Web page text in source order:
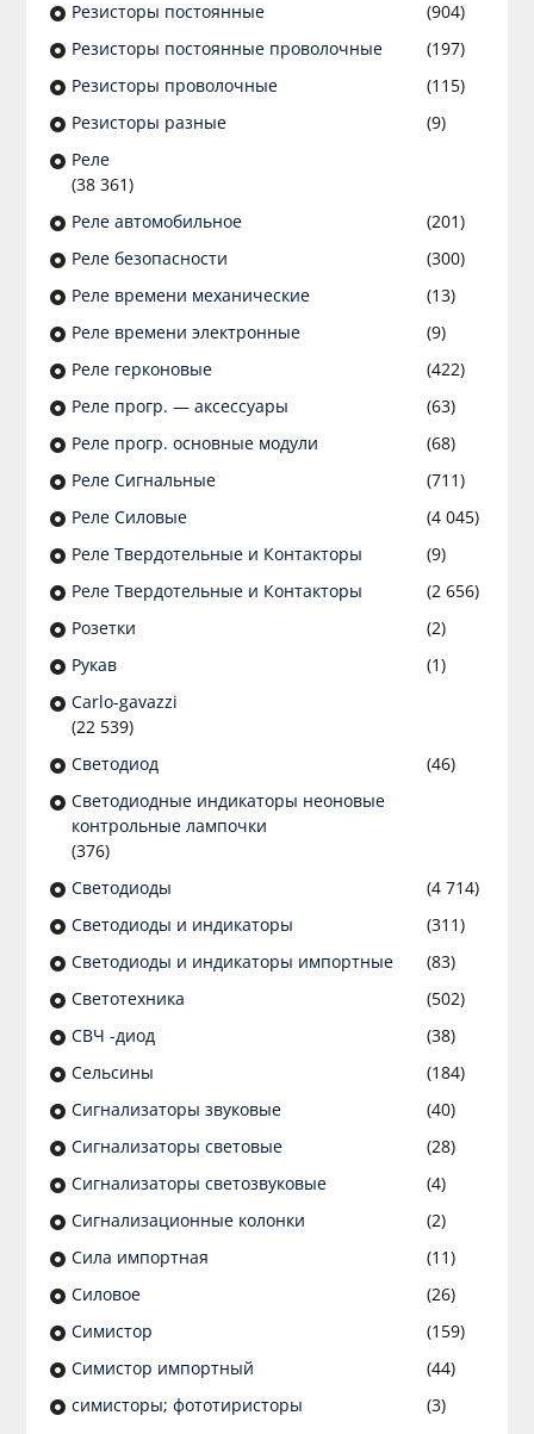
Резисторы постоянные
(904)
Резисторы постоянные проволочные
(197)
Резисторы проволочные
(115)
Резисторы разные
(9)
Реле
(38 361)
Реле автомобильное
(201)
Реле безопасности
(300)
Реле времени механические
(13)
Реле времени электронные
(9)
Реле герконовые
(422)
Реле прогр. — аксессуары
(63)
Реле прогр. основные модули
(68)
Реле Сигнальные
(711)
Реле Силовые
(4 045)
Реле Твердотельные и Контакторы
(9)
Реле Твердотельные и Контакторы
(2 656)
Розетки
(2)
Рукав
(1)
Сarlo-gavazzi
(22 539)
Светодиод
(46)
Светодиодные индикаторы неоновые
контрольные лампочки
(376)
Светодиоды
(4 714)
Светодиоды и индикаторы
(311)
Светодиоды и индикаторы импортные
(83)
Светотехника
(502)
СВЧ -диод
(38)
Сельсины
(184)
Сигнализаторы звуковые
(40)
Сигнализаторы световые
(28)
Сигнализаторы светозвуковые
(4)
Сигнализационные колонки
(2)
Сила импортная
(11)
Силовое
(26)
Симистор
(159)
Симистор импортный
(44)
симисторы; фототиристоры
(3)